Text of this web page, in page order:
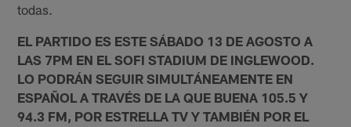
todas.
EL PARTIDO ES ESTE SÁBADO 13 DE AGOSTO A
LAS 7PM EN EL SOFI STADIUM DE INGLEWOOD.
LO PODRÁN SEGUIR SIMULTÁNEAMENTE EN
ESPAÑOL A TRAVÉS DE LA QUE BUENA 105.5 Y
94.3 FM, POR ESTRELLA TV Y TAMBIÉN POR EL